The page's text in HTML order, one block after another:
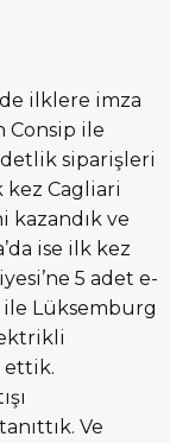
ilklere imza
Consip ile
siparişleri
kez Cagliari
kazandık ve
ise ilk kez
5 adet e-
ile Lüksemburg
ettik.
Ve